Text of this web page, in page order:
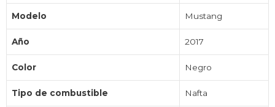
Modelo Mustang
Año 2017
Color Negro
Tipo de combustible Nafta